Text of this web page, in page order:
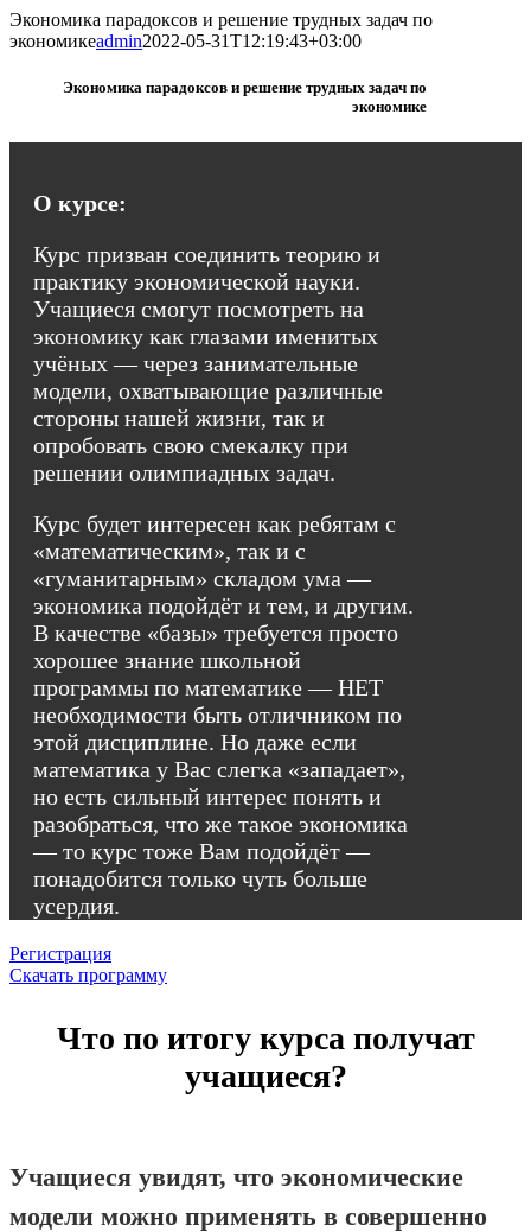
Skip
to
Экономика парадоксов и решение трудных задач по
экономикеadmin2022-05-31T12:19:43+03:00
Экономика парадоксов и решение трудных задач по
экономике
О курсе:
Курс призван соединить теорию и
практику экономической науки.
Учащиеся смогут посмотреть на
экономику как глазами именитых
учёных — через занимательные
модели, охватывающие различные
стороны нашей жизни, так и
опробовать свою смекалку при
решении олимпиадных задач.
Курс будет интересен как ребятам с
«математическим», так и с
«гуманитарным» складом ума —
экономика подойдёт и тем, и другим.
В качестве «базы» требуется просто
хорошее знание школьной
программы по математике — НЕТ
необходимости быть отличником по
этой дисциплине. Но даже если
математика у Вас слегка «западает»,
но есть сильный интерес понять и
разобраться, что же такое экономика
— то курс тоже Вам подойдёт —
понадобится только чуть больше
усердия.
Регистрация
Скачать программу
Что по итогу курса получат
учащиеся?
Учащиеся увидят, что экономические
модели можно применять в совершенно